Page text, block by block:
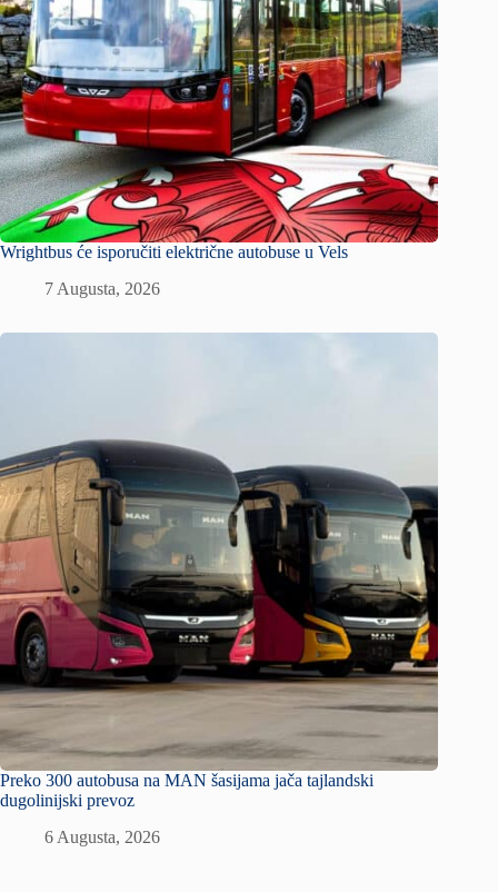
Wrightbus će isporučiti električne autobuse u Vels
7 Augusta, 2026
Preko 300 autobusa na MAN šasijama jača tajlandski
dugolinijski prevoz
6 Augusta, 2026